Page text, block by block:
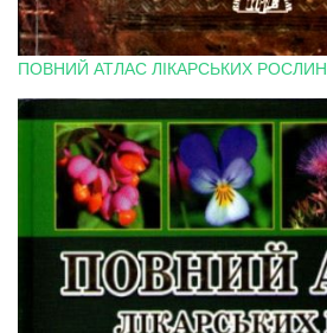
ПОВНИЙ АТЛАС ЛІКАРСЬКИХ РОСЛИН